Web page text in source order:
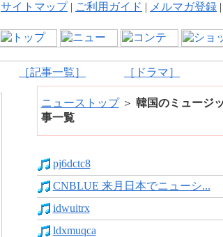
サイトマップ| ご利用ガイド | メルマガ登録 |
［記事一覧］ ［ドラマ］
ニューストップ＞ 韓国のミュージ
事一覧
pj6dctc8
CNBLUE 来月日本でニューシ...
idwuitrx
ldxmuqca